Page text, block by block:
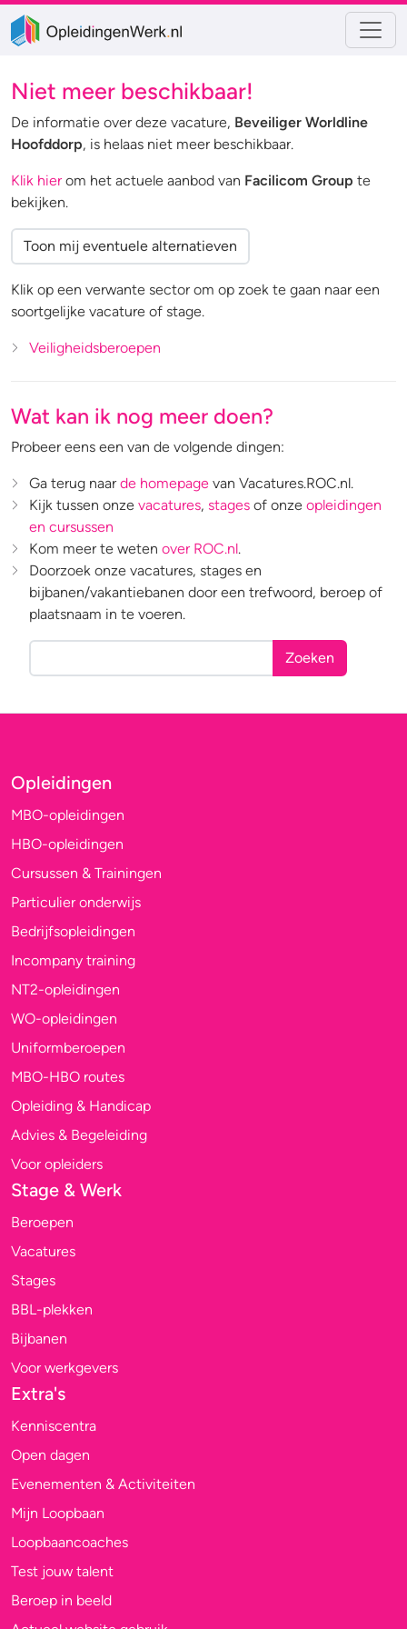
Niet meer beschikbaar!
De informatie over deze vacature, Beveiliger Worldline
Hoofddorp, is helaas niet meer beschikbaar.
Klik hierom het actuele aanbod van Facilicom Group te
bekijken.
Toon mij eventuele alternatieven
Klik op een verwante sector om op zoek te gaan naar een
soortgelijke vacature of stage.
Veiligheidsberoepen
Wat kan ik nog meer doen?
Probeer eens een van de volgende dingen:
Ga terug naar de homepage van Vacatures.ROC.nl.
Kijk tussen onze vacatures, stages of onze opleidingen
en cursussen
Kom meer te weten over ROC.nl.
Doorzoek onze vacatures, stages en
bijbanen/vakantiebanen door een trefwoord, beroep of
plaatsnaam in te voeren.
Zoeken
Opleidingen
MBO-opleidingen
HBO-opleidingen
Cursussen & Trainingen
Particulier onderwijs
Bedrijfsopleidingen
Incompany training
NT2-opleidingen
WO-opleidingen
Uniformberoepen
MBO-HBO routes
Opleiding & Handicap
Advies & Begeleiding
Voor opleiders
Stage & Werk
Beroepen
Vacatures
Stages
BBL-plekken
Bijbanen
Voor werkgevers
Extra's
Kenniscentra
Open dagen
Evenementen & Activiteiten
Mijn Loopbaan
Loopbaancoaches
Test jouw talent
Beroep in beeld